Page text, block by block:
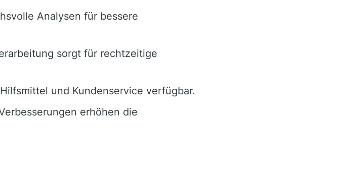
Analysen für bessere
sorgt für rechtzeitige
und Kundenservice verfügbar.
erhöhen die